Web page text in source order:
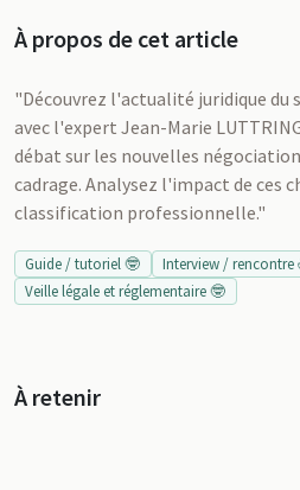
À propos de cet article
"Découvrez l'actualité juridique du
avec l'expert Jean-Marie
débat sur les nouvelles
cadrage. Analysez l'impact de ces
classification professionnelle."
Guide / tutoriel 🤓
Interview / rencontre
Veille légale et réglementaire 🤓
À retenir